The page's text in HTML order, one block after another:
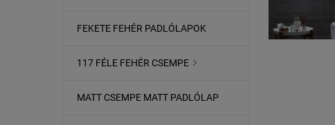
FEKETE FEHÉR PADLÓLAPOK
117 FÉLE FEHÉR CSEMPE 
MATT CSEMPE MATT PADLÓLAP